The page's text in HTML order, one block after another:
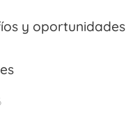
y oportunidades